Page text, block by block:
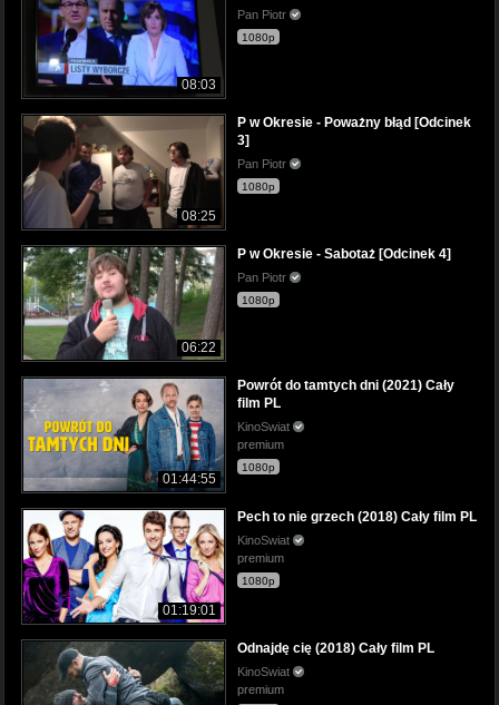
08:03
Pan Piotr
1080p
08:25
P w Okresie - Poważny błąd [Odcinek
3]
Pan Piotr
1080p
06:22
P w Okresie - Sabotaż [Odcinek 4]
Pan Piotr
1080p
01:44:55
Powrót do tamtych dni (2021) Cały
film PL
KinoSwiat
premium
1080p
01:19:01
Pech to nie grzech (2018) Cały film PL
KinoSwiat
premium
1080p
Odnajdę cię (2018) Cały film PL
KinoSwiat
premium